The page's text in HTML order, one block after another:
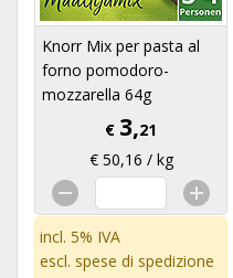
Knorr Mix per pasta al
forno pomodoro-
mozzarella 64g
€ 3,21
€ 50,16 / kg
incl. 5% IVA
escl. spese di spedizione